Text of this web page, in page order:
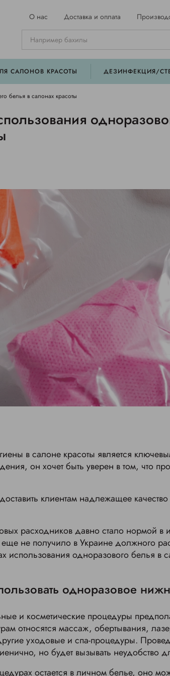
О нас Доставка и оплата
САЛОНОВ КРАСОТЫ ДЕЗИНФЕКЦИЯ/
белья в салонах красоты
в салоне красоты является
он хочет быть уверен в том, что
клиентам надлежащее
расходников давно стало нормой в
не получило в Украине должного
использования одноразового белья в
одноразовое
и косметические процедуры
относятся массаж, обертывания,
уходовые и спа-процедуры.
но будет вызывать неудобство
остается в личном белье, оно